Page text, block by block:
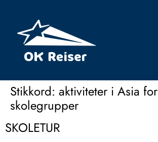
Stikkord: aktiviteter i Asia for
skolegrupper
SKOLETUR